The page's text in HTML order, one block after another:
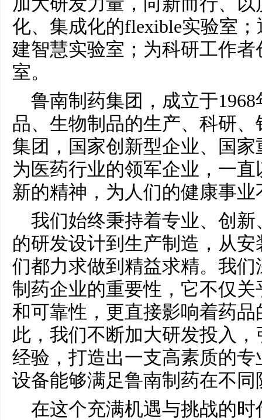
化、集成化的flexible实验室
建智慧实验室；为科研工作
室。
鲁南制药集团，成立于
品、生物制品的生产、科研
集团，国家创新型企业、国
为医药行业的领军企业，一
新的精神，为人们的健康事业
我们始终秉持着专业、创
的研发设计到生产制造，从
们都力求做到精益求精。我
制药企业的重要性，它不仅
和可靠性，更直接影响着药
此，我们不断加大研发投入
经验，打造出一支高素质的
设备能够满足鲁南制药在不同
在这个充满机遇与挑战的